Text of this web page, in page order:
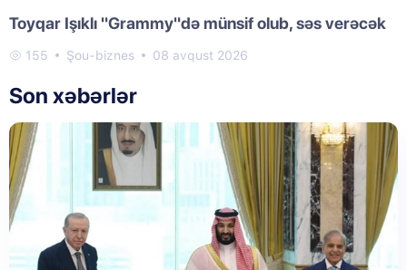
Toyqar Işıklı "Grammy"də münsif olub, səs verəcək
155 Şou-biznes 08 avqust 2026
Son xəbərlər